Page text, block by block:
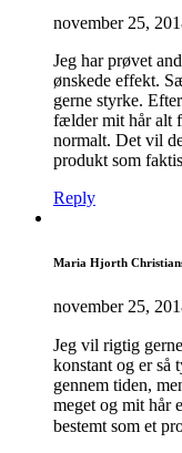
november 25,
Jeg har prøvet
ønskede effekt.
gerne styrke.
fælder mit hår alt
normalt. Det vil
produkt som
Reply
Maria Hjorth
november 25,
Jeg vil rigtig
konstant og er så
gennem tiden,
meget og mit hår
bestemt som et